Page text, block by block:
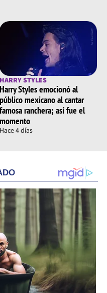
HARRY STYLES
Harry Styles emocionó al
público mexicano al cantar
famosa ranchera; así fue el
momento
Hace 4 días